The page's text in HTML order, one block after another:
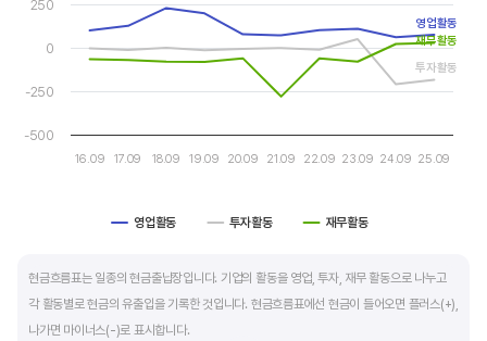
자금 운영에 유리합니다.
운전자본 회전일수는 매출채권 회전일수 + 재고자산 회전일수 - 매입채무 회전일수로
계산합니다. 매출채권 회전일수는 제품 판매 후 거래처로부터 현금으로 회수하는데 걸리는
The chart has 1 Y axis displaying values. Data ranges from -
영업활동 투자활동 재무활동
16.09 17.09 18.09 19.09 20.09 21.09 22.09 23.09 24.09 25.09
-500
-250
0
250
영업활동
투자활동
재무활동
현금흐름표는 일종의 현금출납장입니다. 기업의 활동을 영업, 투자, 재무 활동으로 나누고
각 활동별로 현금의 유출입을 기록한 것입니다. 현금흐름표에선 현금이 들어오면 플러스(+),
나가면 마이너스(-)로 표시합니다.